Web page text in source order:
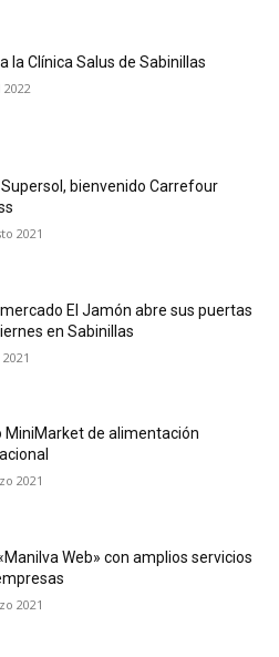
la Clínica Salus de Sabinillas
2022
bienvenido Carrefour
2021
El Jamón abre sus puertas
en Sabinillas
MiniMarket de alimentación
2021
Web» con amplios servicios
2021